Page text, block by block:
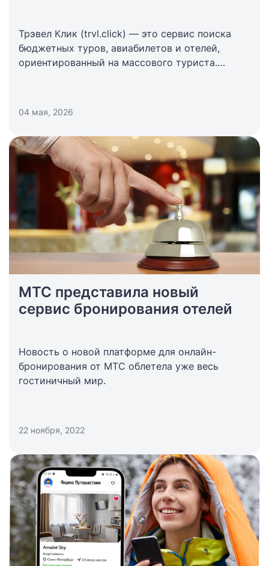
Трэвел Клик (trvl.click) — это сервис поиска
бюджетных туров, авиабилетов и отелей,
ориентированный на массового туриста.
гостиницам — получать дополнительный
онлайн-трафик и бронирования. Сотрудничает
со следующими туроператорами: AnexTour,
Pegas Touristik, Интурист, Библио Глобус, Coral
Travel, Мой агент. Все туры оформляются и
продаются онлайн.
04 мая, 2026
МТС представила новый
сервис бронирования отелей
Новость о новой платформе для онлайн-
бронирования от МТС облетела уже весь
гостиничный мир.
22 ноября, 2022